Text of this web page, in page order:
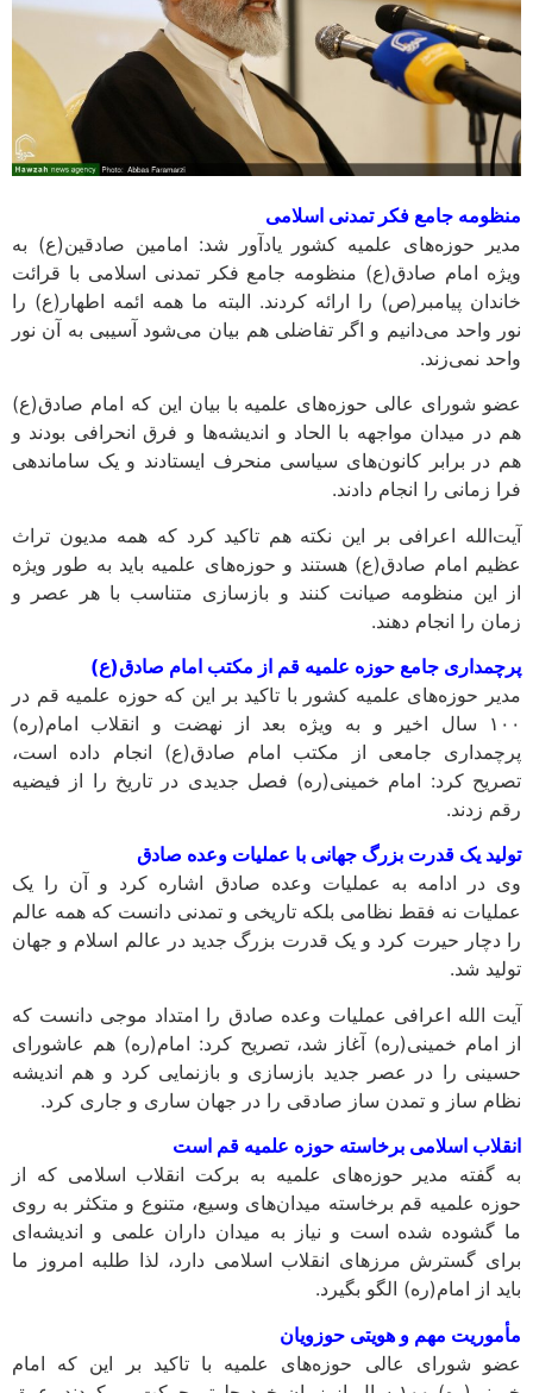
منظومه جامع فکر تمدنی اسلامی
مدیر حوزه‌های علمیه کشور یادآور شد: امامین صادقین(ع) به
ویژه امام صادق(ع) منظومه جامع فکر تمدنی اسلامی با قرائت
خاندان پیامبر(ص) را ارائه کردند. البته ما همه ائمه اطهار(ع) را
نور واحد می‌دانیم و اگر تفاضلی هم بیان می‌شود آسیبی به آن نور
واحد نمی‌زند.
عضو شورای عالی حوزه‌های علمیه با بیان این که امام صادق(ع)
هم در میدان مواجهه با الحاد و اندیشه‌ها و فرق انحرافی بودند و
هم در برابر کانون‌های سیاسی منحرف ایستادند و یک ساماندهی
فرا زمانی را انجام دادند.
آیت‌الله اعرافی بر این نکته هم تاکید کرد که همه مدیون تراث
عظیم امام صادق(ع) هستند و حوزه‌های علمیه باید به طور ویژه
از این منظومه صیانت کنند و بازسازی متناسب با هر عصر و
زمان را انجام دهند.
پرچمداری جامع حوزه علمیه قم از مکتب امام صادق(ع)
مدیر حوزه‌های علمیه کشور با تاکید بر این که حوزه علمیه قم در
۱۰۰ سال اخیر و به ویژه بعد از نهضت و انقلاب امام(ره)
پرچمداری جامعی از مکتب امام صادق(ع) انجام داده است،
تصریح کرد: امام خمینی(ره) فصل جدیدی در تاریخ را از فیضیه
رقم زدند.
تولید یک قدرت بزرگ جهانی با عملیات وعده صادق
وی در ادامه به عملیات وعده صادق اشاره کرد و آن را یک
عملیات نه فقط نظامی بلکه تاریخی و تمدنی دانست که همه عالم
را دچار حیرت کرد و یک قدرت بزرگ جدید در عالم اسلام و جهان
تولید شد.
آیت الله اعرافی عملیات وعده صادق را امتداد موجی دانست که
از امام خمینی(ره) آغاز شد، تصریح کرد: امام(ره) هم عاشورای
حسینی را در عصر جدید بازسازی و بازنمایی کرد و هم اندیشه
نظام ساز و تمدن ساز صادقی را در جهان ساری و جاری کرد.
انقلاب اسلامی برخاسته حوزه علمیه قم است
به گفته مدیر حوزه‌های علمیه به برکت انقلاب اسلامی که از
حوزه علمیه قم برخاسته میدان‌های وسیع، متنوع و متکثر به روی
ما گشوده شده است و نیاز به میدان داران علمی و اندیشه‌ای
برای گسترش مرزهای انقلاب اسلامی دارد، لذا طلبه امروز ما
باید از امام(ره) الگو بگیرد.
مأموریت مهم و هویتی حوزویان
عضو شورای عالی حوزه‌های علمیه با تاکید بر این که امام